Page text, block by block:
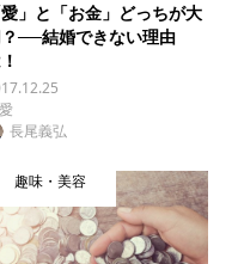
愛」と「お金」どっちが大
──結婚できない理由
長尾義弘
趣味・美容